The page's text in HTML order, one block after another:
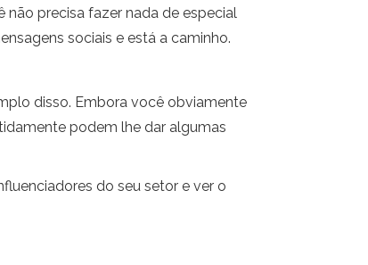
não precisa fazer nada de especial
sociais e está a caminho.
disso. Embora você obviamente
podem lhe dar algumas
do seu setor e ver o